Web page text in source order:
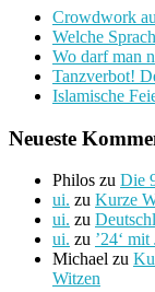
Crowdwork
Welche
Wo darf man
Tanzverbot!
Islamische
Neueste
Philos zu Die
ui. zu Kurze
ui. zu
ui. zu ’24‘
Michael zu
Witzen